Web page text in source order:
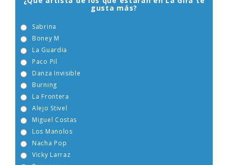
¿Qué artista de los que estarán en La Gira te
gusta más?
Boney M
Burning
Alejo Stivel
Miguel Costas
Nacha Pop
Vicky Larraz